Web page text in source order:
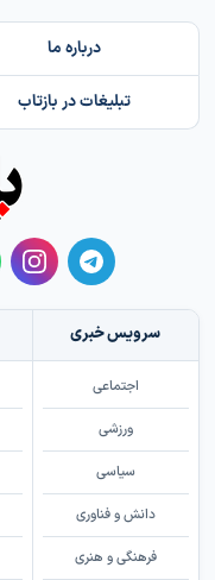
درباره ما
تبلیغات در بازتاب
سرویس خبری
اجتماعی
ورزشی
سیاسی
دانش و فناوری
فرهنگی و هنری